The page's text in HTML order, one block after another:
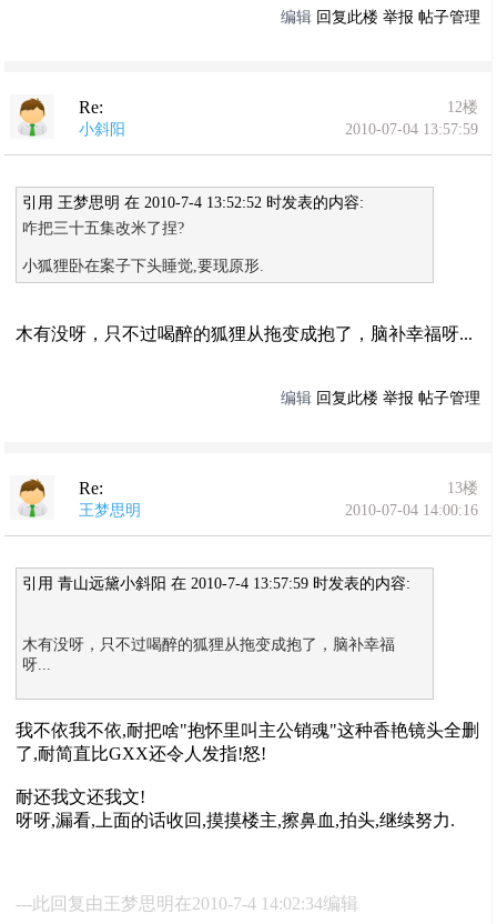
编辑 回复此楼 举报 帖子管理
Re:
12楼
小斜阳
2010-07-04 13:57:59
引用 王梦思明 在 2010-7-4 13:52:52 时发表的内容:
咋把三十五集改米了捏?
小狐狸卧在案子下头睡觉,要现原形.
木有没呀，只不过喝醉的狐狸从拖变成抱了，脑补幸福呀...
编辑 回复此楼 举报 帖子管理
Re:
13楼
王梦思明
2010-07-04 14:00:16
引用 青山远黛小斜阳 在 2010-7-4 13:57:59 时发表的内容:
木有没呀，只不过喝醉的狐狸从拖变成抱了，脑补幸福
呀...
我不依我不依,耐把啥"抱怀里叫主公销魂"这种香艳镜头全删
了,耐简直比GXX还令人发指!怒!
耐还我文还我文!
呀呀,漏看,上面的话收回,摸摸楼主,擦鼻血,拍头,继续努力.
---此回复由王梦思明在2010-7-4 14:02:34编辑